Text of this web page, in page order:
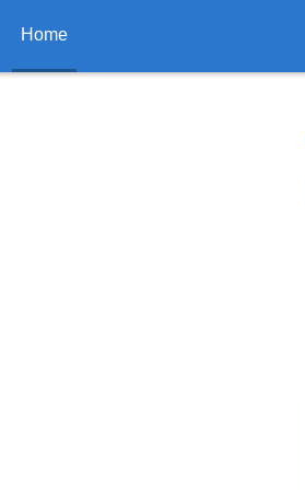
Home